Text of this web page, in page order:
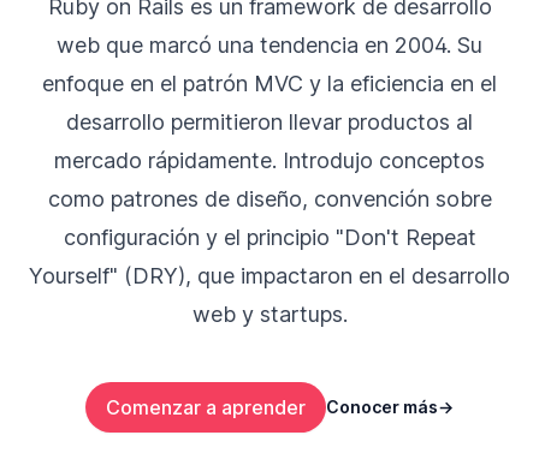
Ruby on Rails es un framework de desarrollo
web que marcó una tendencia en 2004. Su
enfoque en el patrón MVC y la eficiencia en el
desarrollo permitieron llevar productos al
mercado rápidamente. Introdujo conceptos
como patrones de diseño, convención sobre
configuración y el principio "Don't Repeat
Yourself" (DRY), que impactaron en el desarrollo
web y startups.
Comenzar a aprender Conocer más→